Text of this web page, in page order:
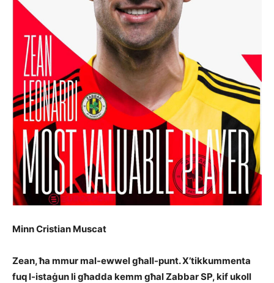
Minn Cristian Muscat
Zean, ħa mmur mal-ewwel għall-punt. X’tikkummenta
fuq l-istaġun li għadda kemm għal Zabbar SP, kif ukoll